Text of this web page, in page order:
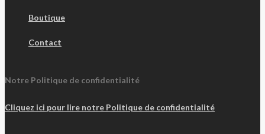
Boutique
Contact
Notre Politique de confidentialité
Cliquez ici pour lire notre Politique de confidentialité